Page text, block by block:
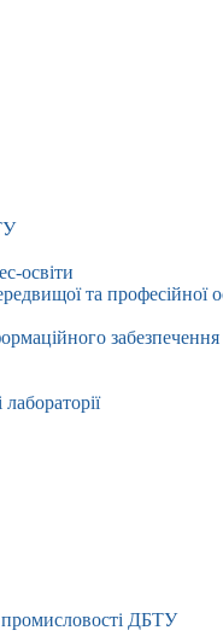
освіти
та професійної
забезпечення
промисловості ДБТУ